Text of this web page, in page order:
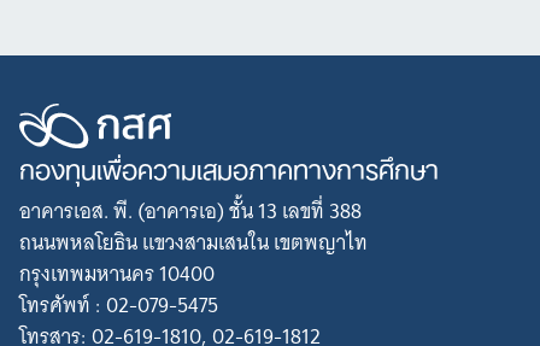
กองทุนเพื่อความเสมอภาคทางการศึกษา
อาคารเอส. พี. (อาคารเอ) ชั้น 13 เลขที่ 388
ถนนพหลโยธิน แขวงสามเสนใน เขตพญาไท
กรุงเทพมหานคร 10400
โทรศัพท์ : 02-079-5475
โทรสาร: 02-619-1810, 02-619-1812